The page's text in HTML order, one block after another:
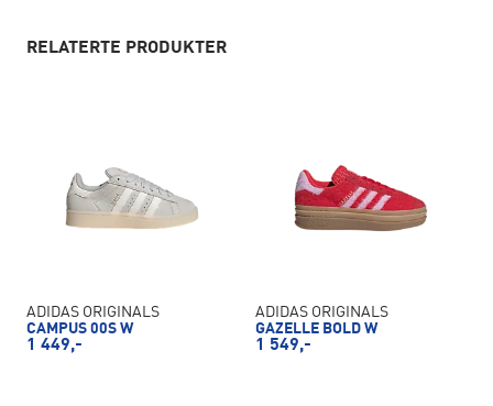
RELATERTE PRODUKTER
ADIDAS ORIGINALS
CAMPUS 00S W
1 449,-
ADIDAS ORIGINALS
GAZELLE BOLD W
1 549,-